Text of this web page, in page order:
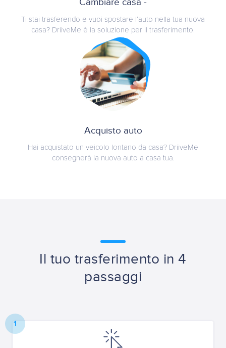
Ti stai trasferendo e vuoi spostare l’auto nella tua nuova
casa? DriiveMe è la soluzione per il trasferimento.
Acquisto auto
Hai acquistato un veicolo lontano da casa? DriiveMe
consegnerà la nuova auto a casa tua.
Il tuo trasferimento in 4
passaggi
1